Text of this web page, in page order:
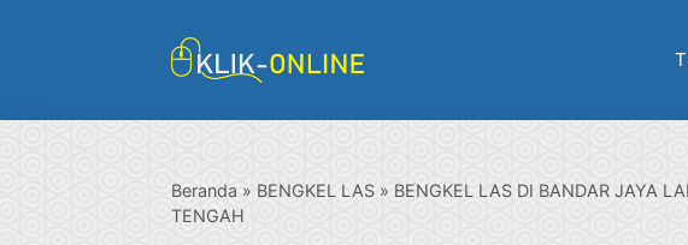
Beranda » BENGKEL LAS » BENGKEL LAS DI BANDAR JAYA
TENGAH